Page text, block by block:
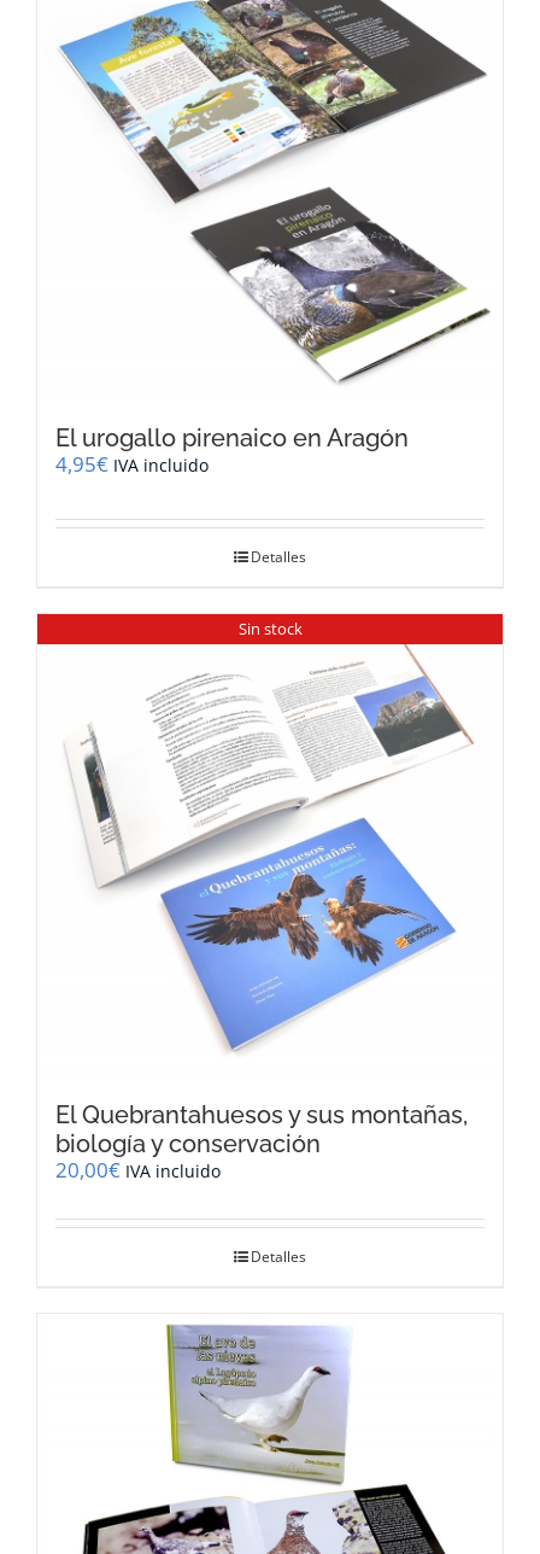
El urogallo pirenaico en Aragón
4,95€ IVA incluido
Detalles
Sin stock
El Quebrantahuesos y sus montañas,
biología y conservación
20,00€ IVA incluido
Detalles